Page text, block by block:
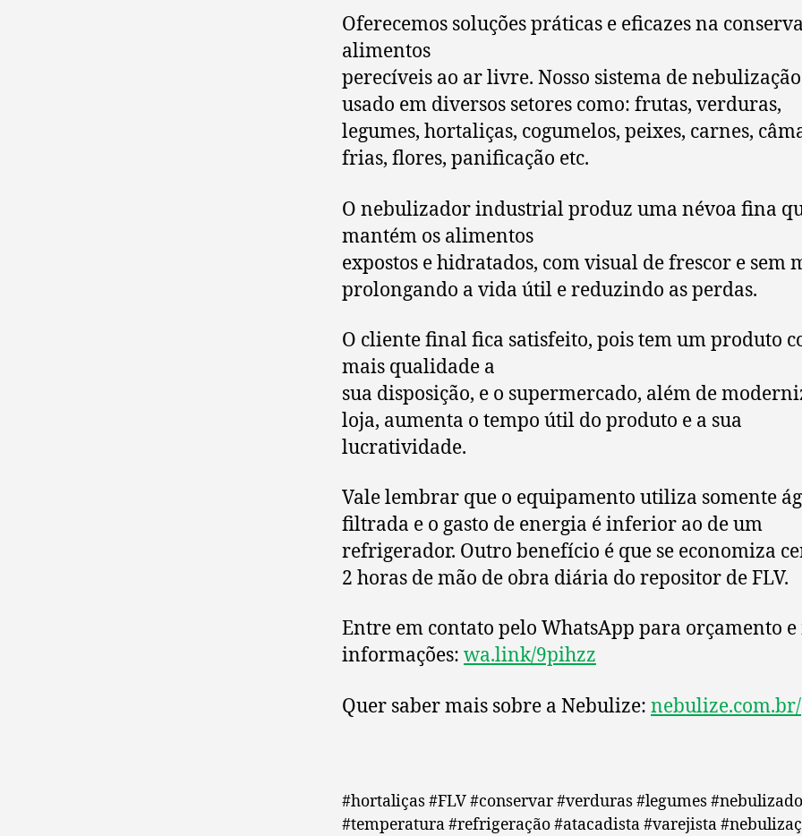
Oferecemos soluções práticas e eficazes na
alimentos
perecíveis ao ar livre. Nosso sistema de
usado em diversos setores como: frutas, verduras,
legumes, hortaliças, cogumelos, peixes, carnes,
frias, flores, panificação etc.
O nebulizador industrial produz uma névoa fina
mantém os alimentos
expostos e hidratados, com visual de frescor e sem
prolongando a vida útil e reduzindo as perdas.
O cliente final fica satisfeito, pois tem um produto
mais qualidade a
sua disposição, e o supermercado, além de
loja, aumenta o tempo útil do produto e a sua
lucratividade.
Vale lembrar que o equipamento utiliza somente
filtrada e o gasto de energia é inferior ao de um
refrigerador. Outro benefício é que se economiza
2 horas de mão de obra diária do repositor de FLV.
Entre em contato pelo WhatsApp para orçamento e
informações: wa.link/9pihzz
Quer saber mais sobre a Nebulize: nebulize.com.br/
#hortaliças #FLV #conservar #verduras #legumes
#temperatura #refrigeração #atacadista #varejista